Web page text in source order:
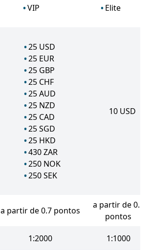
VIP
Elite
25 USD
25 EUR
25 GBP
25 CHF
25 AUD
25 NZD
25 CAD
25 SGD
25 HKD
430 ZAR
250 NOK
250 SEK
10 USD
a partir de 0.7 pontos
a partir de 0.1
pontos
1:2000 1:1000